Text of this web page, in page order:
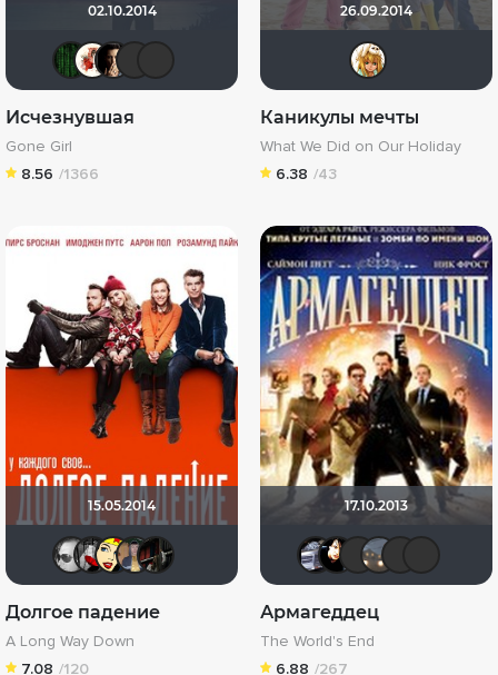
02.10.2014
Matrix Фрэнк Пинатра
Исчезнувшая
Gone Girl
8.56 /1366
26.09.2014
Каникулы мечты
What We Did on Our Holiday
6.38 /43
15.05.2014
kodzi Li_Winchester
Ценитель неоценимого
id156259334
Долгое падение
A Long Way Down
7.08 /120
17.10.2013
iv.msk
Армагеддец
The World's End
6.88 /267